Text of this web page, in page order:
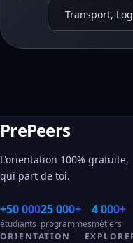
Transport,
PrePeers
L'orientation 100% gratuite,
qui part de toi.
+50 000
étudiants
25 000+
programmes
4 000+
métiers
ORIENTATION